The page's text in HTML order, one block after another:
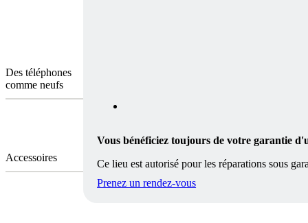
Des téléphones
comme neufs
Accessoires
Vous bénéficiez toujours de votre garantie
Ce lieu est autorisé pour les réparations sous
Prenez un rendez-vous